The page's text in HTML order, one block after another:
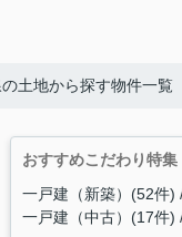
土地から探す物件一覧
おすすめこだわり特集
一戸建（新築）(52件)
一戸建（中古）(17件)